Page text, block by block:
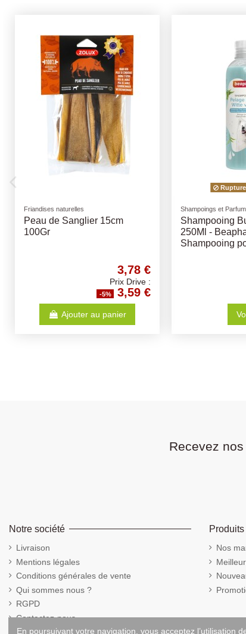
Friandises naturelles
Cote de Boeuf par 2 +/- 200gr
2,09 €
Prix Drive :
1,99 €
Ajouter au panier
Friandises naturelles
Bosch Fruitees
Différents Goûts -
pour chiens
Ajouter au
Recevez
Notre société
Livraison
Mentions légales
Conditions générales de vente
Qui sommes nous ?
RGPD
Contactez-nous
Cookies
Produits
Nos
En poursuivant votre navigation, vous acceptez l’utilisation